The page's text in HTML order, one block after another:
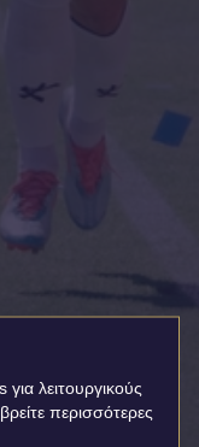
λειτουργικούς
περισσότερες